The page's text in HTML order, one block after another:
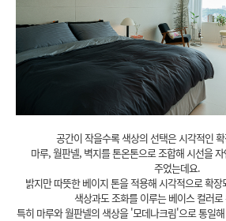
공간이 작을수록 색상의 선택은 시각적인
마루, 월판넬, 벽지를 톤온톤으로 조합해 시선을
주었는데요.
밝지만 따뜻한 베이지 톤을 적용해 시각적으로 확
색상과도 조화를 이루는 베이스 컬러
특히 마루와 월판넬의 색상을 '모데나크림'으로 통일